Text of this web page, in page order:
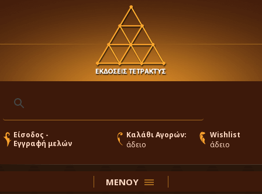
Είσοδος -
Εγγραφή μελών
Καλάθι Αγορών:
άδειο
Wishlist
άδειο
ΜΕΝΟΥ